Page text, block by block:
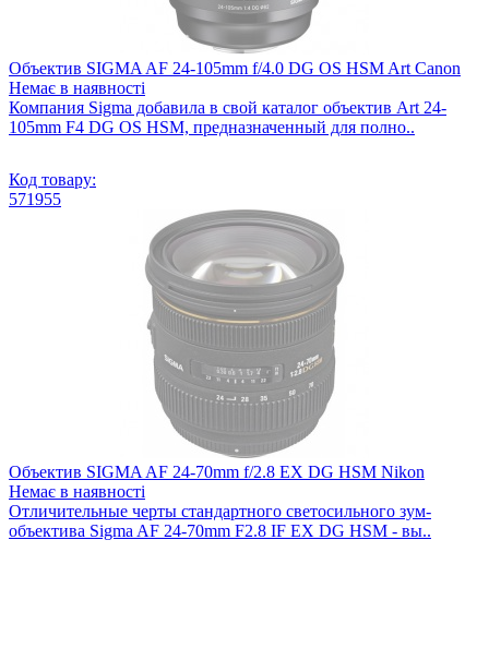
Объектив SIGMA AF 24-105mm f/4.0 DG OS HSM Art Canon
Немає в наявності
Компания Sigma добавила в свой каталог объектив Art 24-
105mm F4 DG OS HSM, предназначенный для полно..
Код товару:
571955
Объектив SIGMA AF 24-70mm f/2.8 EX DG HSM Nikon
Немає в наявності
Отличительные черты стандартного светосильного зум-
объектива Sigma AF 24-70mm F2.8 IF EX DG HSM - вы..